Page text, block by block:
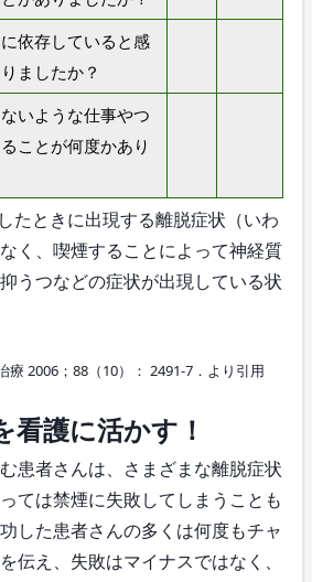
依存していると感
ましたか？
いような仕事やつ
ことが何度かあり
たときに出現する離脱症状（いわ
く、喫煙することによって神経質
うつなどの症状が出現している状
療 2006；88（10）： 2491-7．より引用
看護に活かす！
患者さんは、さまざまな離脱症状
ては禁煙に失敗してしまうことも
した患者さんの多くは何度もチャ
伝え、失敗はマイナスではなく、